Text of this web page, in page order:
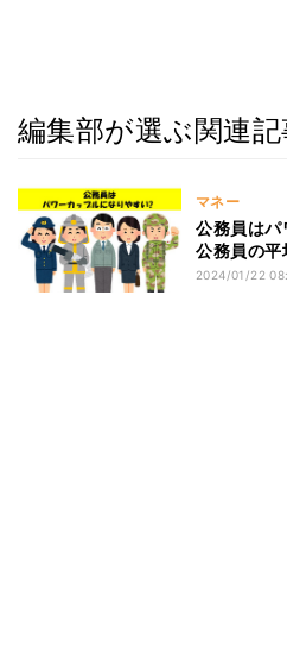
編集部が選ぶ関連記
マネー
公務員は
公務員の平
2024/01/22